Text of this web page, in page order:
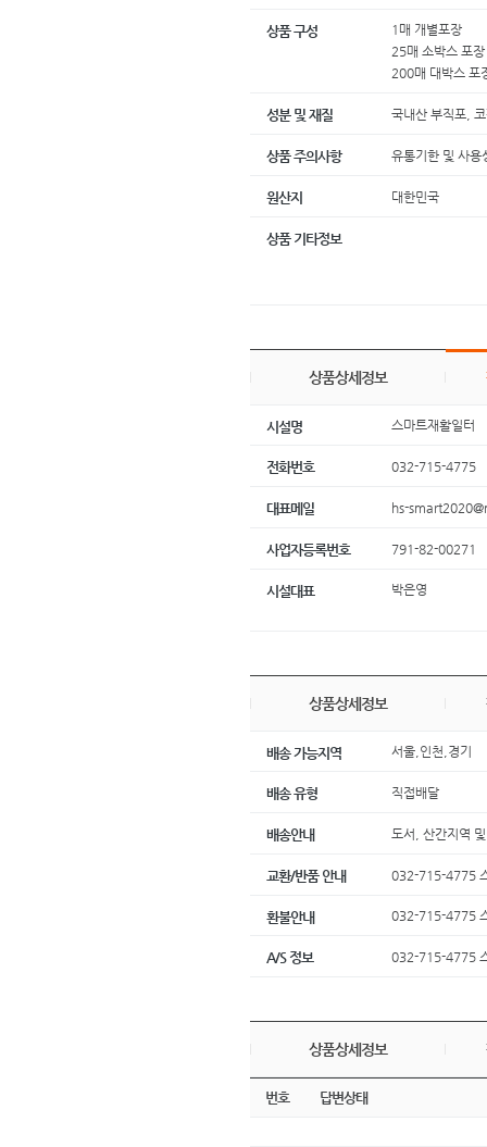
상품 구성
1매 개별포장
25매 소박스 포장
200매 대박스 포
성분 및 재질 국내산 부직포,
상품 주의사항 유통기한 및 사용
원산지 대한민국
상품 기타정보
상품상세정보
시설명 스마트재활일터
전화번호 032-715-4775
대표메일 hs-
사업자등록번호 791-82-00271
시설대표 박은영
상품상세정보
배송 가능지역 서울,인천,경기
배송 유형 직접배달
배송안내 도서, 산간지역
교환/반품 안내 032-715-4775
환불안내 032-715-4775
A/S 정보 032-715-4775
상품상세정보
번호 답변상태